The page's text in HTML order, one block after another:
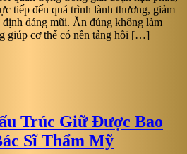
tiếp đến quá trình lành thương, giảm
định dáng mũi. Ăn đúng không làm
giúp cơ thể có nền tảng hồi […]
Trúc Giữ Được Bao
Sĩ Thẩm Mỹ